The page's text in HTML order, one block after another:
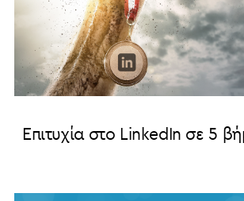
Επιτυχία στο LinkedIn σε 5